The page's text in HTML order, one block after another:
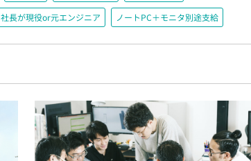
社長が現役or元エンジニア ノートPC＋モニタ別途支給